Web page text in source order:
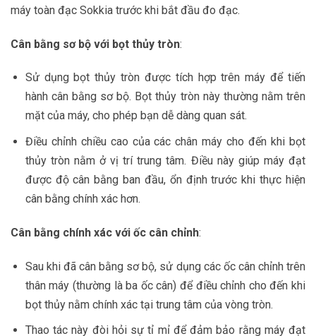
máy toàn đạc Sokkia trước khi bắt đầu đo đạc.
Cân bằng sơ bộ với bọt thủy tròn:
Sử dụng bọt thủy tròn được tích hợp trên máy để tiến
hành cân bằng sơ bộ. Bọt thủy tròn này thường nằm trên
mặt của máy, cho phép bạn dễ dàng quan sát.
Điều chỉnh chiều cao của các chân máy cho đến khi bọt
thủy tròn nằm ở vị trí trung tâm. Điều này giúp máy đạt
được độ cân bằng ban đầu, ổn định trước khi thực hiện
cân bằng chính xác hơn.
Cân bằng chính xác với ốc cân chỉnh:
Sau khi đã cân bằng sơ bộ, sử dụng các ốc cân chỉnh trên
thân máy (thường là ba ốc cân) để điều chỉnh cho đến khi
bọt thủy nằm chính xác tại trung tâm của vòng tròn.
Thao tác này đòi hỏi sự tỉ mỉ để đảm bảo rằng máy đạt